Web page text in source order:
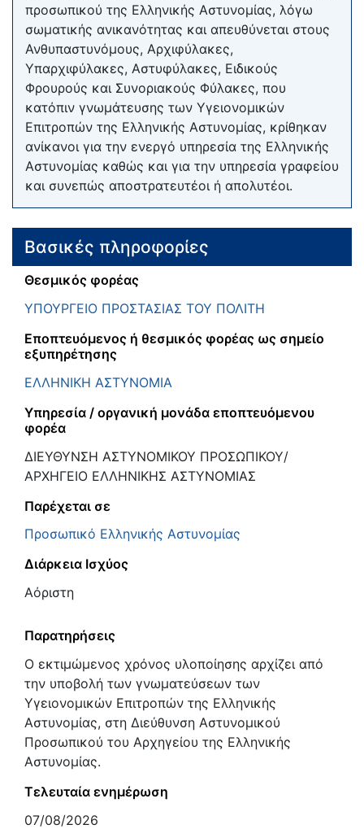
προσωπικού της Ελληνικής Αστυνομίας, λόγω
σωματικής ανικανότητας και απευθύνεται στους
Ανθυπαστυνόμους, Αρχιφύλακες,
Υπαρχιφύλακες, Αστυφύλακες, Ειδικούς
Φρουρούς και Συνοριακούς Φύλακες, που
κατόπιν γνωμάτευσης των Υγειονομικών
Επιτροπών της Ελληνικής Αστυνομίας, κρίθηκαν
ανίκανοι για την ενεργό υπηρεσία της Ελληνικής
Αστυνομίας καθώς και για την υπηρεσία γραφείου
και συνεπώς αποστρατευτέοι ή απολυτέοι.
Βασικές πληροφορίες
Θεσμικός φορέας
ΥΠΟΥΡΓΕΙΟ ΠΡΟΣΤΑΣΙΑΣ ΤΟΥ ΠΟΛΙΤΗ
Εποπτευόμενος ή θεσμικός φορέας ως σημείο
εξυπηρέτησης
ΕΛΛΗΝΙΚΗ ΑΣΤΥΝΟΜΙΑ
Υπηρεσία / οργανική μονάδα εποπτευόμενου
φορέα
ΔΙΕΥΘΥΝΣΗ ΑΣΤΥΝΟΜΙΚΟΥ ΠΡΟΣΩΠΙΚΟΥ/
ΑΡΧΗΓΕΙΟ ΕΛΛΗΝΙΚΗΣ ΑΣΤΥΝΟΜΙΑΣ
Παρέχεται σε
Προσωπικό Ελληνικής Αστυνομίας
Διάρκεια Ισχύος
Αόριστη
Παρατηρήσεις
Ο εκτιμώμενος χρόνος υλοποίησης αρχίζει από
την υποβολή των γνωματεύσεων των
Υγειονομικών Επιτροπών της Ελληνικής
Αστυνομίας, στη Διεύθυνση Αστυνομικού
Προσωπικού του Αρχηγείου της Ελληνικής
Αστυνομίας.
Τελευταία ενημέρωση
07/08/2026